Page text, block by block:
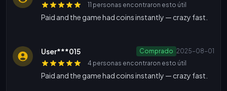
11 personas encontraron esto útil
Paid and the game had coins instantly — crazy fast.
User***015 Comprado 2025-08-01
4 personas encontraron esto útil
Paid and the game had coins instantly — crazy fast.